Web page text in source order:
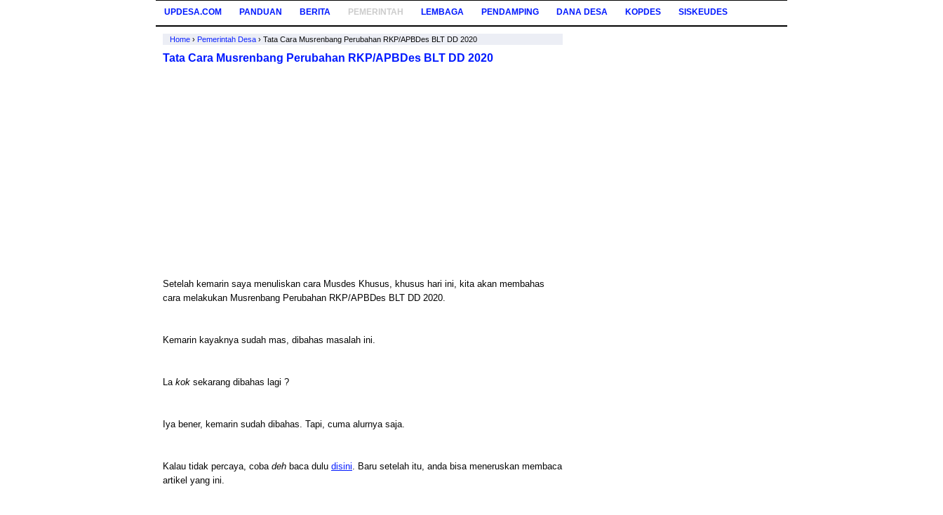
UPDESA.COM PANDUAN BERITA PEMERINTAH LEMBAGA PENDAMPING DANA DESA KOPDES SISKEUDES
Home › Pemerintah Desa › Tata Cara Musrenbang Perubahan RKP/APBDes BLT DD 2020
Tata Cara Musrenbang Perubahan RKP/APBDes BLT DD 2020
Setelah kemarin saya menuliskan cara Musdes Khusus, khusus hari ini, kita akan membahas
cara melakukan Musrenbang Perubahan RKP/APBDes BLT DD 2020.
Kemarin kayaknya sudah mas, dibahas masalah ini.
La kok sekarang dibahas lagi ?
Iya bener, kemarin sudah dibahas. Tapi, cuma alurnya saja.
Kalau tidak percaya, coba deh baca dulu disini. Baru setelah itu, anda bisa meneruskan membaca
artikel yang ini.